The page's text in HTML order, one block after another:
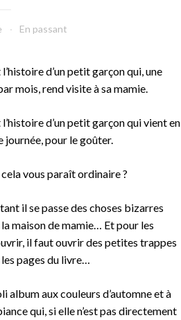
En passant
l’histoire d’un petit garçon qui, une
mois, rend visite à sa mamie.
l’histoire d’un petit garçon qui vient en
journée, pour le goûter.
vous paraît ordinaire ?
il se passe des choses bizarres
la maison de mamie… Et pour les
il faut ouvrir des petites trappes
les pages du livre…
album aux couleurs d’automne et à
qui, si elle n’est pas directement